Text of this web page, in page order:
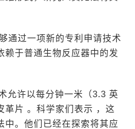
通过一项新的专利申请技术
赖于普通生物反应器中的发
允许以每分钟一米（3.3 英
革片 。科学家们表示 ，这
中。他们已经在探索将其应